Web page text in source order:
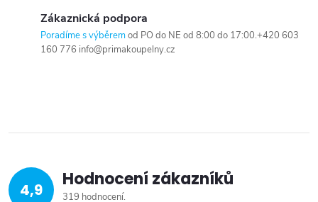
Zákaznická podpora
Poradíme s výběremod PO do NE od 8:00 do 17:00.+420 603
160 776 info@primakoupelny.cz
4,9 Hodnocení zákazníků
319 hodnocení